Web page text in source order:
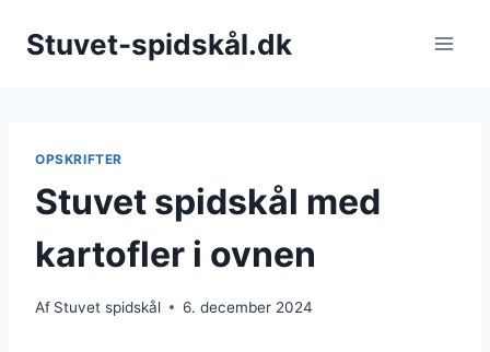
Stuvet-spidskål.dk
OPSKRIFTER
Stuvet spidskål med
kartofler i ovnen
Af Stuvet spidskål 6. december 2024